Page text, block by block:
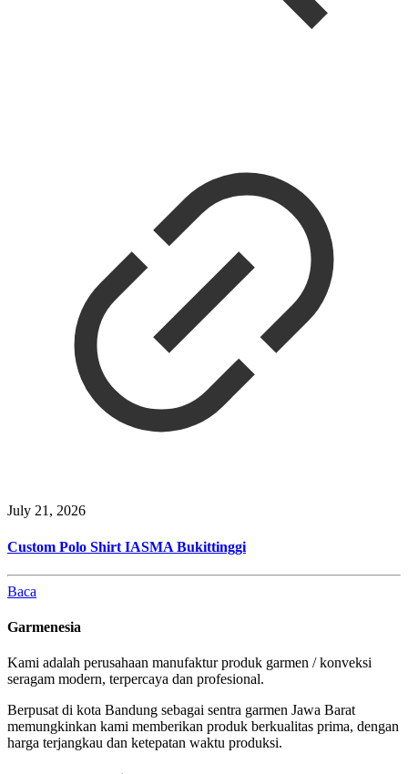
July 21, 2026
Custom Polo Shirt IASMA Bukittinggi
Baca
Garmenesia
Kami adalah perusahaan manufaktur produk garmen / konveksi
seragam modern, terpercaya dan profesional.
Berpusat di kota Bandung sebagai sentra garmen Jawa Barat
memungkinkan kami memberikan produk berkualitas prima, dengan
harga terjangkau dan ketepatan waktu produksi.